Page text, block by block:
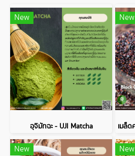
New
อุจิมัทฉะ - UJI Matcha
New
New New